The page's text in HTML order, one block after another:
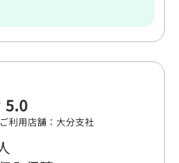
5.0
ご利用店舗：大分支社